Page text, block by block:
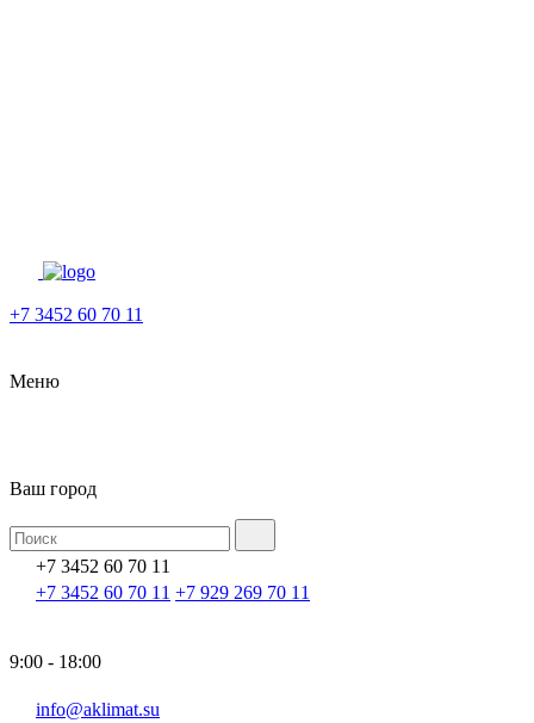
+7 3452 60 70 11
Меню
Ваш город
+7 3452 60 70 11
+7 3452 60 70 11 +7 929 269 70 11
9:00 - 18:00
info@aklimat.su